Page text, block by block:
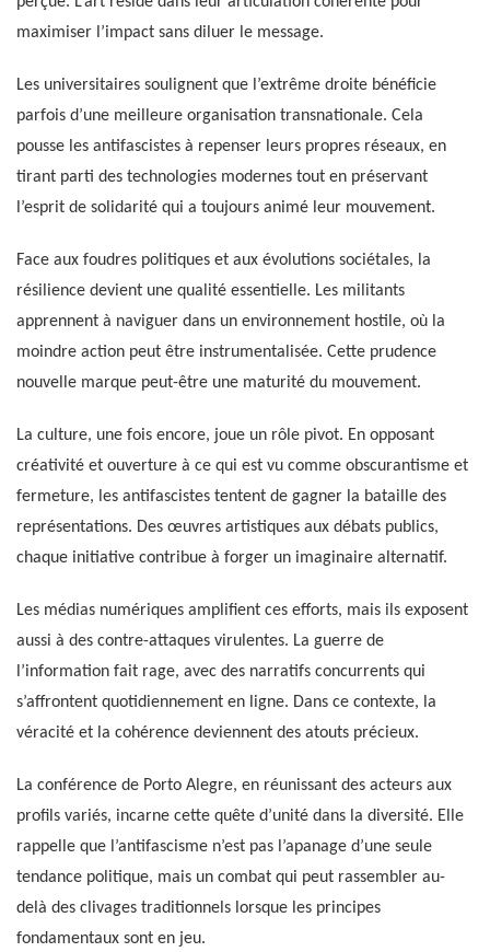
maximiser l’impact sans diluer le message.
Les universitaires soulignent que l’extrême droite bénéficie
parfois d’une meilleure organisation transnationale. Cela
pousse les antifascistes à repenser leurs propres réseaux, en
tirant parti des technologies modernes tout en préservant
l’esprit de solidarité qui a toujours animé leur mouvement.
Face aux foudres politiques et aux évolutions sociétales, la
résilience devient une qualité essentielle. Les militants
apprennent à naviguer dans un environnement hostile, où la
moindre action peut être instrumentalisée. Cette prudence
nouvelle marque peut-être une maturité du mouvement.
La culture, une fois encore, joue un rôle pivot. En opposant
créativité et ouverture à ce qui est vu comme obscurantisme et
fermeture, les antifascistes tentent de gagner la bataille des
représentations. Des œuvres artistiques aux débats publics,
chaque initiative contribue à forger un imaginaire alternatif.
Les médias numériques amplifient ces efforts, mais ils exposent
aussi à des contre-attaques virulentes. La guerre de
l’information fait rage, avec des narratifs concurrents qui
s’affrontent quotidiennement en ligne. Dans ce contexte, la
véracité et la cohérence deviennent des atouts précieux.
La conférence de Porto Alegre, en réunissant des acteurs aux
profils variés, incarne cette quête d’unité dans la diversité. Elle
rappelle que l’antifascisme n’est pas l’apanage d’une seule
tendance politique, mais un combat qui peut rassembler au-
delà des clivages traditionnels lorsque les principes
fondamentaux sont en jeu.